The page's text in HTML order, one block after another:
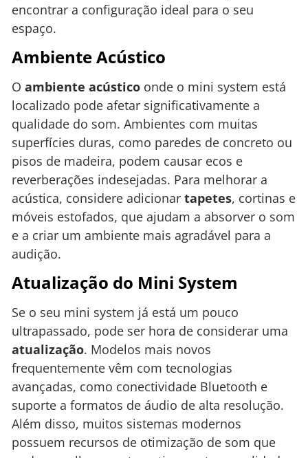
encontrar a configuração ideal para o seu
espaço.
Ambiente Acústico
O ambiente acústico onde o mini system está
localizado pode afetar significativamente a
qualidade do som. Ambientes com muitas
superfícies duras, como paredes de concreto ou
pisos de madeira, podem causar ecos e
reverberações indesejadas. Para melhorar a
acústica, considere adicionar tapetes, cortinas e
móveis estofados, que ajudam a absorver o som
e a criar um ambiente mais agradável para a
audição.
Atualização do Mini System
Se o seu mini system já está um pouco
ultrapassado, pode ser hora de considerar uma
atualização. Modelos mais novos
frequentemente vêm com tecnologias
avançadas, como conectividade Bluetooth e
suporte a formatos de áudio de alta resolução.
Além disso, muitos sistemas modernos
possuem recursos de otimização de som que